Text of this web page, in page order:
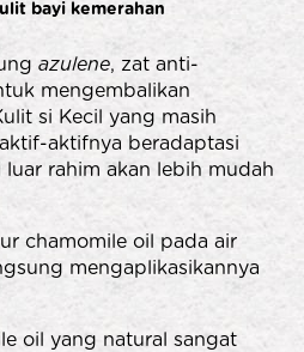
bayi kemerahan
azulene, zat anti-
mengembalikan
si Kecil yang masih
aktifnya beradaptasi
rahim akan lebih mudah
chamomile oil pada air
mengaplikasikannya
oil yang natural sangat